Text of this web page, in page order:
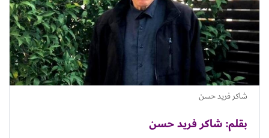
شاكر فريد حسن
بقلم: شاكر فريد حسن